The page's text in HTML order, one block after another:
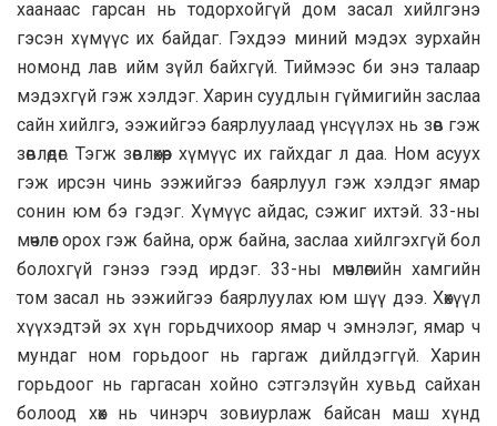
хаанаас гарсан нь тодорхойгүй дом засал хийлгэнэ
гэсэн хүмүүс их байдаг. Гэхдээ миний мэдэх зурхайн
номонд лав ийм зүйл байхгүй. Тиймээс би энэ талаар
мэдэхгүй гэж хэлдэг. Харин суудлын гүймигийн заслаа
сайн хийлгэ, ээжийгээ баярлуулаад үнсүүлэх нь зөв гэж
зөвлөдөг. Тэгж зөвлөхөөр хүмүүс их гайхдаг л даа. Ном асуух
гэж ирсэн чинь ээжийгээ баярлуул гэж хэлдэг ямар
сонин юм бэ гэдэг. Хүмүүс айдас, сэжиг ихтэй. 33-ны
мөчлөг орох гэж байна, орж байна, заслаа хийлгэхгүй бол
болохгүй гэнээ гээд ирдэг. 33-ны мөчлөгийн хамгийн
том засал нь ээжийгээ баярлуулах юм шүү дээ. Хөхүүл
хүүхэдтэй эх хүн горьдчихоор ямар ч эмнэлэг, ямар ч
мундаг ном горьдоог нь гаргаж дийлдэггүй. Харин
горьдоог нь гаргасан хойно сэтгэлзүйн хувьд сайхан
болоод хөх нь чинэрч зовиурлаж байсан маш хүнд